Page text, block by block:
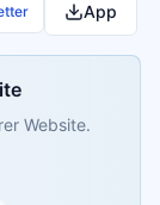
App
Website.